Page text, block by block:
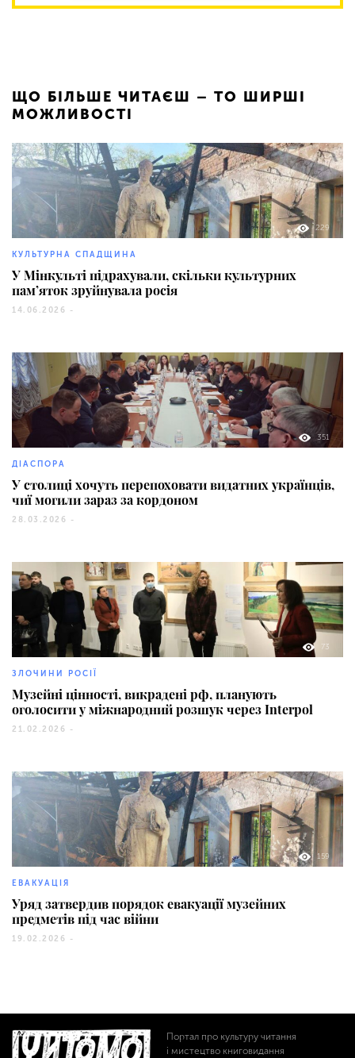
ЩО БІЛЬШЕ ЧИТАЄШ – ТО ШИРШІ
МОЖЛИВОСТІ
229
КУЛЬТУРНА СПАДЩИНА
У Мінкульті підрахували, скільки культурних
пам’яток зруйнувала росія
14.06.2026 -
351
ДІАСПОРА
У столиці хочуть перепоховати видатних українців,
чиї могили зараз за кордоном
28.03.2026 -
73
ЗЛОЧИНИ РОСІЇ
Музейні цінності, викрадені рф, планують
оголосити у міжнародний розшук через Interpol
21.02.2026 -
159
ЕВАКУАЦІЯ
Уряд затвердив порядок евакуації музейних
предметів під час війни
19.02.2026 -
Портал про культуру читання
і мистецтво книговидання